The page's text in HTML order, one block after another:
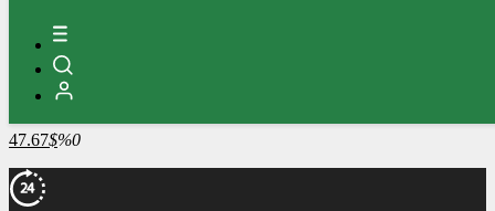
RİPPLE
48.77
%-1
TETHER
47.67$%0